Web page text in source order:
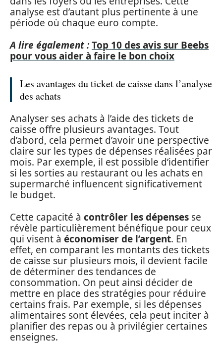
analyse est d’autant plus pertinente à une
période où chaque euro compte.
A lire également :Top 10 des avis sur Beebs
pour vous aider à faire le bon choix
Les avantages du ticket de caisse dans l’analyse
des achats
Analyser ses achats à l’aide des tickets de
caisse offre plusieurs avantages. Tout
d’abord, cela permet d’avoir une perspective
claire sur les types de dépenses réalisées par
mois. Par exemple, il est possible d’identifier
si les sorties au restaurant ou les achats en
supermarché influencent significativement
le budget.
Cette capacité à contrôler les dépenses se
révèle particulièrement bénéfique pour ceux
qui visent à économiser de l’argent. En
effet, en comparant les montants des tickets
de caisse sur plusieurs mois, il devient facile
de déterminer des tendances de
consommation. On peut ainsi décider de
mettre en place des stratégies pour réduire
certains frais. Par exemple, si les dépenses
alimentaires sont élevées, cela peut inciter à
planifier des repas ou à privilégier certaines
enseignes.